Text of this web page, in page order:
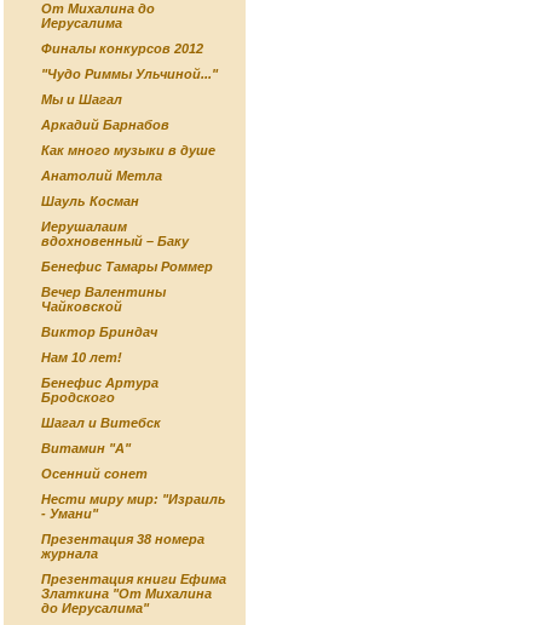
От Михалина до
Иерусалима
Финалы конкурсов 2012
"Чудо Риммы Ульчиной..."
Мы и Шагал
Аркадий Барнабов
Как много музыки в душе
Анатолий Метла
Шауль Косман
Иерушалаим
вдохновенный – Баку
Бенефис Тамары Роммер
Вечер Валентины
Чайковской
Виктор Бриндач
Нам 10 лет!
Бенефис Артура
Бродского
Шагал и Витебск
Витамин "А"
Осенний сонет
Нести миру мир: "Израиль
- Умани"
Презентация 38 номера
журнала
Презентация книги Ефима
Златкина "От Михалина
до Иерусалима"